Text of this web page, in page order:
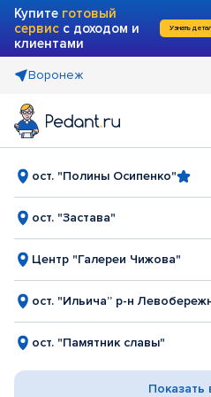
Купите готовый
сервис с доходом и
клиентами
Узнать
Воронеж
ост. "Полины Осипенко"
ост. "Застава"
Центр "Галереи Чижова"
ост. "Ильича” р-н
ост. "Памятник славы"
Показать